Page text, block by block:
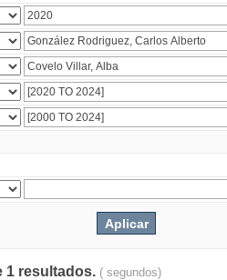
1 resultados. ( segundos)